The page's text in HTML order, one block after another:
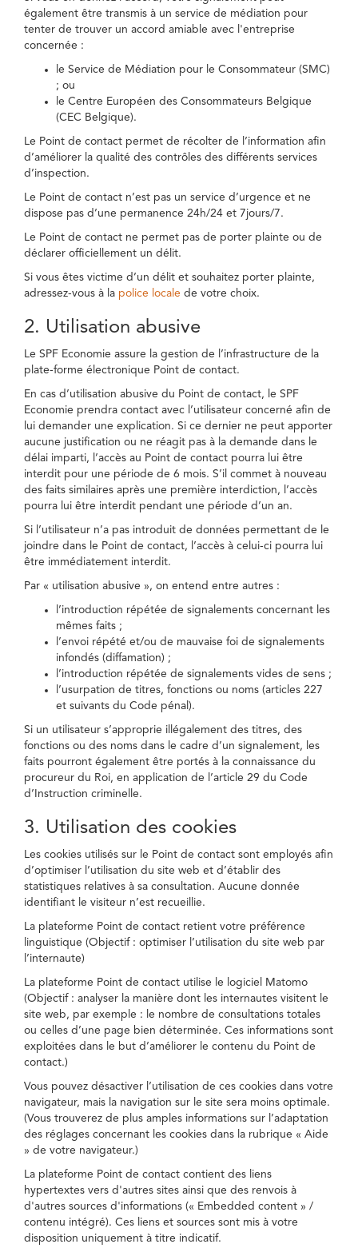
également être transmis à un service de médiation pour
tenter de trouver un accord amiable avec l'entreprise
concernée :
le Service de Médiation pour le Consommateur (SMC)
; ou
le Centre Européen des Consommateurs Belgique
(CEC Belgique).
Le Point de contact permet de récolter de l’information afin
d’améliorer la qualité des contrôles des différents services
d’inspection.
Le Point de contact n’est pas un service d’urgence et ne
dispose pas d’une permanence 24h/24 et 7jours/7.
Le Point de contact ne permet pas de porter plainte ou de
déclarer officiellement un délit.
Si vous êtes victime d’un délit et souhaitez porter plainte,
adressez-vous à la police locale de votre choix.
2. Utilisation abusive
Le SPF Economie assure la gestion de l’infrastructure de la
plate-forme électronique Point de contact.
En cas d’utilisation abusive du Point de contact, le SPF
Economie prendra contact avec l’utilisateur concerné afin de
lui demander une explication. Si ce dernier ne peut apporter
aucune justification ou ne réagit pas à la demande dans le
délai imparti, l’accès au Point de contact pourra lui être
interdit pour une période de 6 mois. S’il commet à nouveau
des faits similaires après une première interdiction, l’accès
pourra lui être interdit pendant une période d’un an.
Si l’utilisateur n’a pas introduit de données permettant de le
joindre dans le Point de contact, l’accès à celui-ci pourra lui
être immédiatement interdit.
Par « utilisation abusive », on entend entre autres :
l’introduction répétée de signalements concernant les
mêmes faits ;
l’envoi répété et/ou de mauvaise foi de signalements
infondés (diffamation) ;
l’introduction répétée de signalements vides de sens ;
l’usurpation de titres, fonctions ou noms (articles 227
et suivants du Code pénal).
Si un utilisateur s’approprie illégalement des titres, des
fonctions ou des noms dans le cadre d’un signalement, les
faits pourront également être portés à la connaissance du
procureur du Roi, en application de l’article 29 du Code
d’Instruction criminelle.
3. Utilisation des cookies
Les cookies utilisés sur le Point de contact sont employés afin
d’optimiser l’utilisation du site web et d’établir des
statistiques relatives à sa consultation. Aucune donnée
identifiant le visiteur n’est recueillie.
La plateforme Point de contact retient votre préférence
linguistique (Objectif : optimiser l’utilisation du site web par
l’internaute)
La plateforme Point de contact utilise le logiciel Matomo
(Objectif : analyser la manière dont les internautes visitent le
site web, par exemple : le nombre de consultations totales
ou celles d’une page bien déterminée. Ces informations sont
exploitées dans le but d’améliorer le contenu du Point de
contact.)
Vous pouvez désactiver l’utilisation de ces cookies dans votre
navigateur, mais la navigation sur le site sera moins optimale.
(Vous trouverez de plus amples informations sur l’adaptation
des réglages concernant les cookies dans la rubrique « Aide
» de votre navigateur.)
La plateforme Point de contact contient des liens
hypertextes vers d'autres sites ainsi que des renvois à
d'autres sources d'informations (« Embedded content » /
contenu intégré). Ces liens et sources sont mis à votre
disposition uniquement à titre indicatif.